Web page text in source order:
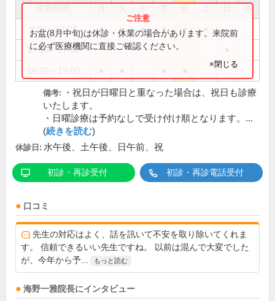
祝
9:00～12:00 ● ● ● ● ●
13:00～17:00
お盆(8月中旬)は休診・休業の場合があります。来院前
に必ず医療機関に直接ご確認ください。
×閉じる
備考:
・祝日が日曜日と重なった場合は、祝日も診療
いたします。
・日曜診療は予約なしで受け付け順となります。...
(続きを読む)
休診日: 水午後、土午後、日午前、祝
初診・再診受付 初診・再診電話受付
口コミ
先生の対応はよく、話を訊いて不安を取り除いてくれま
す。 信頼できるいい先生ですね。 以前は混んで大変でした
が、今年から予...
もっと読む
海野一雅院長にインタビュー